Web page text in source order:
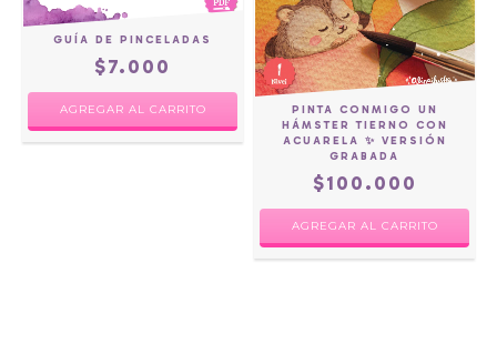
GUÍA DE PINCELADAS
$7.000
PINTA CONMIGO UN
HÁMSTER TIERNO CON
ACUARELA ✨ VERSIÓN
GRABADA
$100.000